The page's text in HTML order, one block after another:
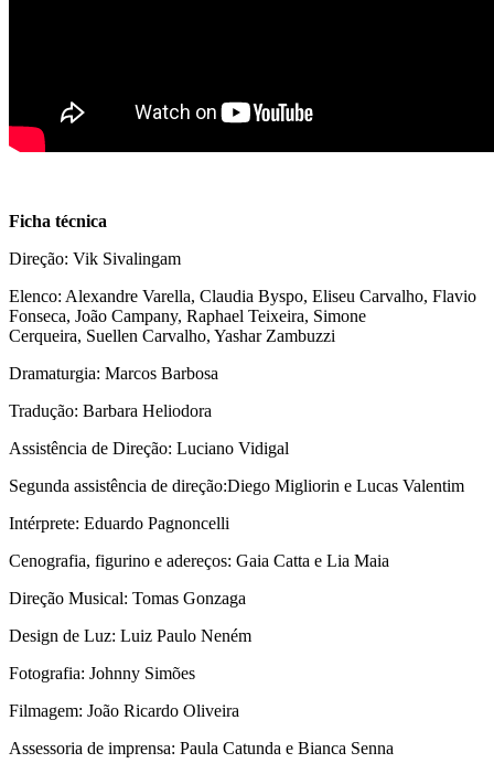
Ficha técnica
Direção: Vik Sivalingam
Elenco: Alexandre Varella, Claudia Byspo, Eliseu Carvalho, Flavio
Fonseca, João Campany, Raphael Teixeira, Simone
Cerqueira, Suellen Carvalho, Yashar Zambuzzi
Dramaturgia: Marcos Barbosa
Tradução: Barbara Heliodora
Assistência de Direção: Luciano Vidigal
Segunda assistência de direção:Diego Migliorin e Lucas Valentim
Intérprete: Eduardo Pagnoncelli
Cenografia, figurino e adereços: Gaia Catta e Lia Maia
Direção Musical: Tomas Gonzaga
Design de Luz: Luiz Paulo Neném
Fotografia: Johnny Simões
Filmagem: João Ricardo Oliveira
Assessoria de imprensa: Paula Catunda e Bianca Senna